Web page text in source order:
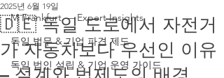
M Frankfurt — Expert Insights
독일 법무 & 기업 파견 제도
독일 법인 설립 & 기업 운영 가이드
🇩🇪 독일 도로에서 자전거
가 자동차보다 우선인 이유
2025년 6월 19일